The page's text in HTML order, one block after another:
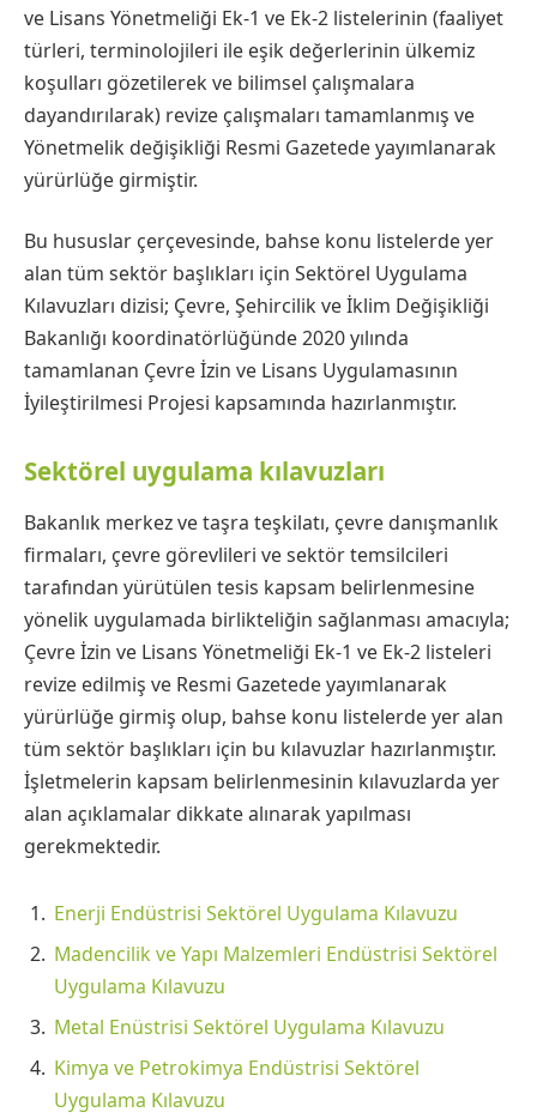
ve Lisans Yönetmeliği Ek-1 ve Ek-2 listelerinin (faaliyet
türleri, terminolojileri ile eşik değerlerinin ülkemiz
koşulları gözetilerek ve bilimsel çalışmalara
dayandırılarak) revize çalışmaları tamamlanmış ve
Yönetmelik değişikliği Resmi Gazetede yayımlanarak
yürürlüğe girmiştir.
Bu hususlar çerçevesinde, bahse konu listelerde yer
alan tüm sektör başlıkları için Sektörel Uygulama
Kılavuzları dizisi; Çevre, Şehircilik ve İklim Değişikliği
Bakanlığı koordinatörlüğünde 2020 yılında
tamamlanan Çevre İzin ve Lisans Uygulamasının
İyileştirilmesi Projesi kapsamında hazırlanmıştır.
Sektörel uygulama kılavuzları
Bakanlık merkez ve taşra teşkilatı, çevre danışmanlık
firmaları, çevre görevlileri ve sektör temsilcileri
tarafından yürütülen tesis kapsam belirlenmesine
yönelik uygulamada birlikteliğin sağlanması amacıyla;
Çevre İzin ve Lisans Yönetmeliği Ek-1 ve Ek-2 listeleri
revize edilmiş ve Resmi Gazetede yayımlanarak
yürürlüğe girmiş olup, bahse konu listelerde yer alan
tüm sektör başlıkları için bu kılavuzlar hazırlanmıştır.
İşletmelerin kapsam belirlenmesinin kılavuzlarda yer
alan açıklamalar dikkate alınarak yapılması
gerekmektedir.
Enerji Endüstrisi Sektörel Uygulama Kılavuzu
Madencilik ve Yapı Malzemleri Endüstrisi Sektörel
Uygulama Kılavuzu
Metal Enüstrisi Sektörel Uygulama Kılavuzu
Kimya ve Petrokimya Endüstrisi Sektörel
Uygulama Kılavuzu